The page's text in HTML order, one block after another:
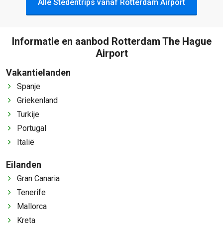
Alle Stedentrips vanaf Rotterdam Airport
Informatie en aanbod Rotterdam The Hague
Airport
Vakantielanden
Spanje
Griekenland
Turkije
Portugal
Italië
Eilanden
Gran Canaria
Tenerife
Mallorca
Kreta